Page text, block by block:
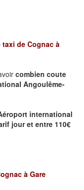
taxi de Cognac à
combien coute
Angoulême-
international
jour et entre 110€
à Gare